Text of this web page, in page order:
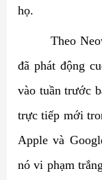
họ.
Theo
đã phát động
vào tuần trước
trực tiếp mới
Apple và
nó vi phạm